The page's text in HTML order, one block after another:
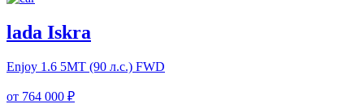
lada Iskra
Enjoy 1.6 5МТ (90 л.с.) FWD
от 764 000 ₽